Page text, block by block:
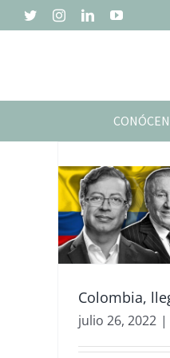
Saltar
al
TwitterInstagramLinkedInYouTube
Colombia,
julio 26, 2022 |